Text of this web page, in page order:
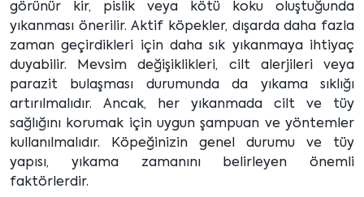
görünür kir, pislik veya kötü koku oluştuğunda
yıkanması önerilir. Aktif köpekler, dışarda daha fazla
zaman geçirdikleri için daha sık yıkanmaya ihtiyaç
duyabilir. Mevsim değişiklikleri, cilt alerjileri veya
parazit bulaşması durumunda da yıkama sıklığı
artırılmalıdır. Ancak, her yıkanmada cilt ve tüy
sağlığını korumak için uygun şampuan ve yöntemler
kullanılmalıdır. Köpeğinizin genel durumu ve tüy
yapısı, yıkama zamanını belirleyen önemli
faktörlerdir.